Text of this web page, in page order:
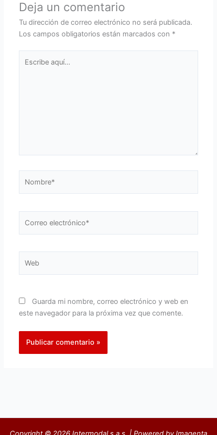
Deja un comentario
Tu dirección de correo electrónico no será publicada.
Los campos obligatorios están marcados con *
aquí...
electrónico*
Guarda mi nombre, correo electrónico y web en
este navegador para la próxima vez que comente.